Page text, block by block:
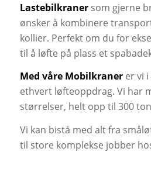
Lastebilkranersom gjerne
ønsker å kombinere
kollier. Perfekt om du for
til å løfte på plass et
Med våre Mobilkranerer vi i
ethvert løfteoppdrag. Vi har
størrelser, helt opp til 300
Vi kan bistå med alt fra
til store komplekse jobber